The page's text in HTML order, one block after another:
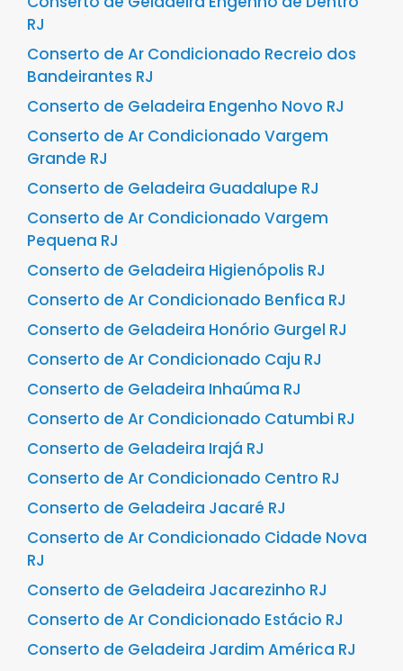
RJ
Conserto de Ar Condicionado Recreio dos
Bandeirantes RJ
Conserto de Geladeira Engenho Novo RJ
Conserto de Ar Condicionado Vargem
Grande RJ
Conserto de Geladeira Guadalupe RJ
Conserto de Ar Condicionado Vargem
Pequena RJ
Conserto de Geladeira Higienópolis RJ
Conserto de Ar Condicionado Benfica RJ
Conserto de Geladeira Honório Gurgel RJ
Conserto de Ar Condicionado Caju RJ
Conserto de Geladeira Inhaúma RJ
Conserto de Ar Condicionado Catumbi RJ
Conserto de Geladeira Irajá RJ
Conserto de Ar Condicionado Centro RJ
Conserto de Geladeira Jacaré RJ
Conserto de Ar Condicionado Cidade Nova
RJ
Conserto de Geladeira Jacarezinho RJ
Conserto de Ar Condicionado Estácio RJ
Conserto de Geladeira Jardim América RJ